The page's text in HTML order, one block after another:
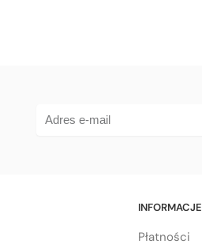
INFORMACJE
Płatności